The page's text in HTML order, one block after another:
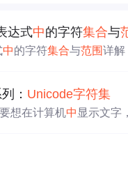
达式中的字符集合与
中的字符集合与范围详解 【免费下载
容，为你讲解从基础到高
： Unicode字符集
要想在计算机中 显示文字
。比如
或者9738（十六进制）。